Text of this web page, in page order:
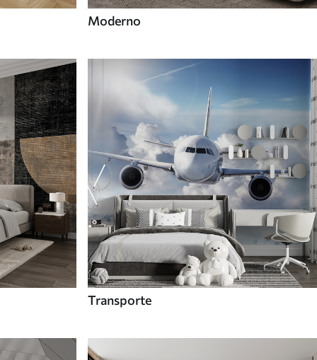
Moderno
Transporte